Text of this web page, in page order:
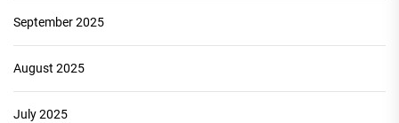
September 2025
August 2025
July 2025